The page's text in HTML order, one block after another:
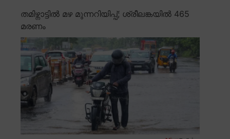
തമിഴ്നാട്ടിൽ മഴ മുന്നറിയിപ്പ്; ശ്രീലങ്കയിൽ 465
മരണം